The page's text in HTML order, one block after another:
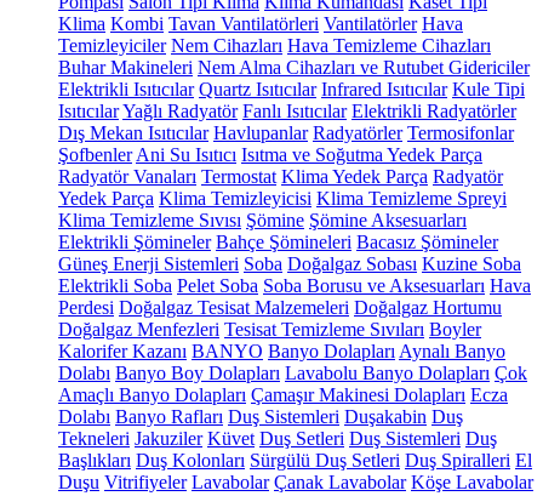
Klima Kombi Tavan Vantilatörleri Vantilatörler Hava
Temizleyiciler Nem Cihazları Hava Temizleme Cihazları
Buhar Makineleri Nem Alma Cihazları ve Rutubet Gidericiler
Elektrikli Isıtıcılar Quartz Isıtıcılar Infrared Isıtıcılar Kule Tipi
IsıtıcılarYağlı Radyatör Fanlı Isıtıcılar Elektrikli Radyatörler
Dış Mekan Isıtıcılar Havlupanlar Radyatörler Termosifonlar
Şofbenler Ani Su Isıtıcı Isıtma ve Soğutma Yedek Parça
Radyatör Vanaları Termostat Klima Yedek Parça Radyatör
Yedek Parça Klima Temizleyicisi Klima Temizleme Spreyi
Klima Temizleme Sıvısı Şömine Şömine Aksesuarları
Elektrikli Şömineler Bahçe Şömineleri Bacasız Şömineler
Güneş Enerji Sistemleri Soba Doğalgaz Sobası Kuzine Soba
Elektrikli Soba Pelet Soba Soba Borusu ve Aksesuarları Hava
Perdesi Doğalgaz Tesisat Malzemeleri Doğalgaz Hortumu
Doğalgaz Menfezleri Tesisat Temizleme Sıvıları Boyler
Kalorifer Kazanı BANYO Banyo Dolapları Aynalı Banyo
Dolabı Banyo Boy Dolapları Lavabolu Banyo Dolapları Çok
Amaçlı Banyo Dolapları Çamaşır Makinesi Dolapları Ecza
Dolabı Banyo Rafları Duş Sistemleri Duşakabin Duş
Tekneleri Jakuziler Küvet Duş Setleri Duş Sistemleri Duş
Başlıkları Duş Kolonları Sürgülü Duş Setleri Duş Spiralleri El
Duşu Vitrifiyeler Lavabolar Çanak Lavabolar Köşe Lavabolar